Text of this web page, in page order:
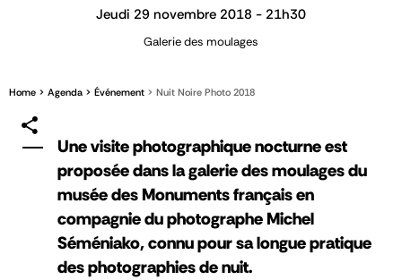
Jeudi 29 novembre 2018 - 21h30
Galerie des moulages
Home Agenda Événement Nuit Noire Photo 2018
Une visite photographique nocturne est
proposée dans la galerie des moulages du
musée des Monuments français en
compagnie du photographe Michel
Séméniako, connu pour sa longue pratique
des photographies de nuit.